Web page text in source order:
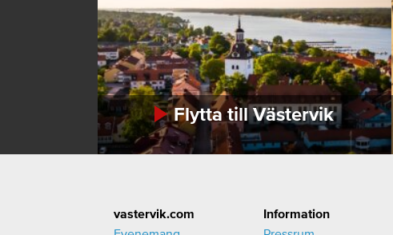
Flytta till Västervik
vastervik.com
Information